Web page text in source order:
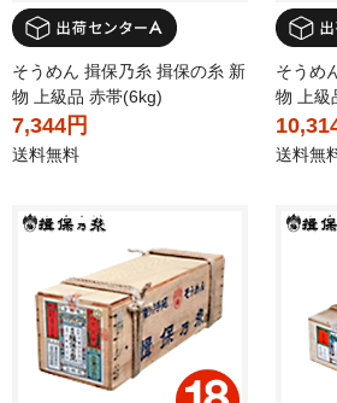
そうめん 揖保乃糸 揖保の糸 新
物 上級品 赤帯(6kg)
7,344円
送料無料
そうめ
物 上級
送料無